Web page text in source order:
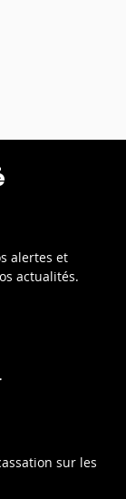
alertes et
actualités.
sur les